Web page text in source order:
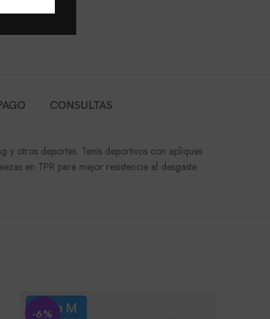
CONSULTAS
y otros deportes. Tenis deportivos con apliques
en TPR para mejor resistencia al desgaste.
-6%